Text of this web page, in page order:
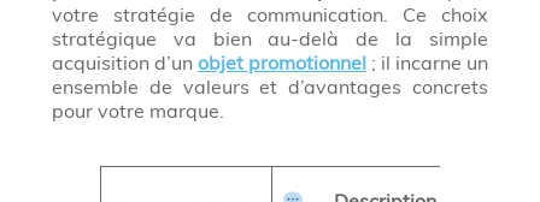
votre stratégie de communication. Ce choix
stratégique va bien au-delà de la simple
acquisition d’un objet promotionnel; il incarne un
ensemble de valeurs et d’avantages concrets
pour votre marque.